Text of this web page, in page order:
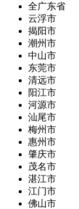
全广东省
云浮市
揭阳市
潮州市
中山市
东莞市
清远市
阳江市
河源市
汕尾市
梅州市
惠州市
肇庆市
茂名市
湛江市
江门市
佛山市